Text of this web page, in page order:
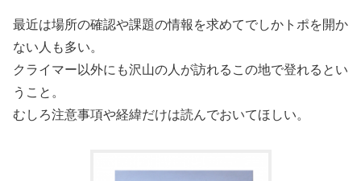
最近は場所の確認や課題の情報を求めてでしかトポを開か
ない人も多い。
クライマー以外にも沢山の人が訪れるこの地で登れるとい
うこと。
むしろ注意事項や経緯だけは読んでおいてほしい。